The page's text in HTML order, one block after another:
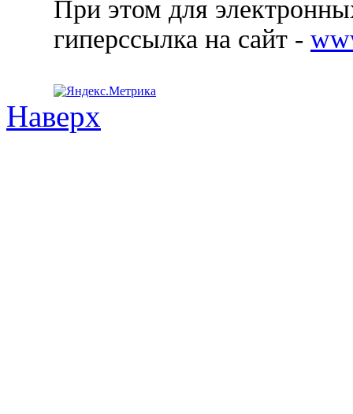
При этом для
гиперссылка на сайт -
Наверх